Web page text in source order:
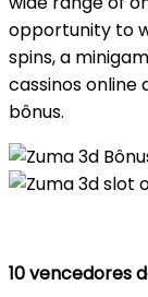
opportunity to
spins, a
cassinos online
bônus.
10 vencedores